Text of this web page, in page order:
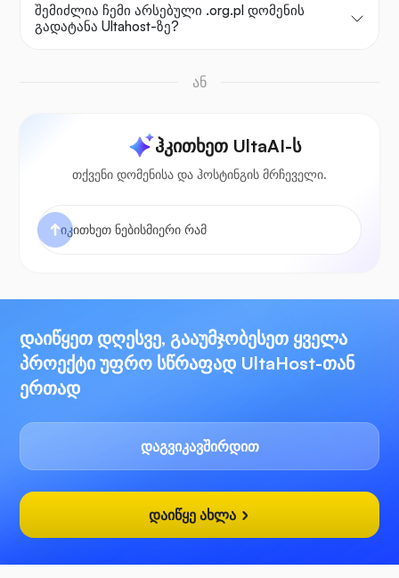
შემიძლია ჩემი არსებული .org.pl დომენის
გადატანა Ultahost-ზე?
ან
ჰკითხეთ UltaAI-ს
თქვენი დომენისა და ჰოსტინგის მრჩეველი.
დაიწყეთ დღესვე, გააუმჯობესეთ ყველა
პროექტი უფრო სწრაფად UltaHost-თან
ერთად
დაგვიკავშირდით
დაიწყე ახლა